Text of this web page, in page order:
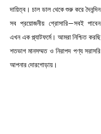
দায়িত্ব। চাল ডাল থেকে শুরু করে দৈনন্দিন
সব প্রয়োজনীয় গ্রোসারি—সবই পাবেন
এখন এক প্ল্যাটফর্মে। আমরা নিশ্চিত করছি
শতভাগ মানসম্মত ও নিরাপদ পণ্য সরাসরি
আপনার দোরগোড়ায়।